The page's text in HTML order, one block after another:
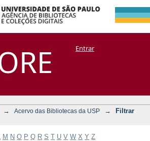
por:
Manakin + CoriscoEntrar
→ Acervo das Bibliotecas da USP →
Filtrar
M N O P Q R S T U V W X Y Z